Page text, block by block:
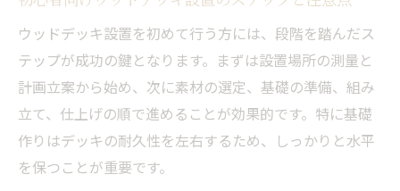
ウッドデッキ設置を初めて行う方には、段階を踏んだス
テップが成功の鍵となります。まずは設置場所の測量と
計画立案から始め、次に素材の選定、基礎の準備、組み
立て、仕上げの順で進めることが効果的です。特に基礎
作りはデッキの耐久性を左右するため、しっかりと水平
を保つことが重要です。